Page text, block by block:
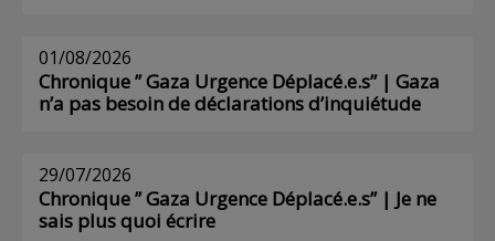
01/08/2026
Chronique ” Gaza Urgence Déplacé.e.s” | Gaza
n’a pas besoin de déclarations d’inquiétude
29/07/2026
Chronique ” Gaza Urgence Déplacé.e.s” | Je ne
sais plus quoi écrire